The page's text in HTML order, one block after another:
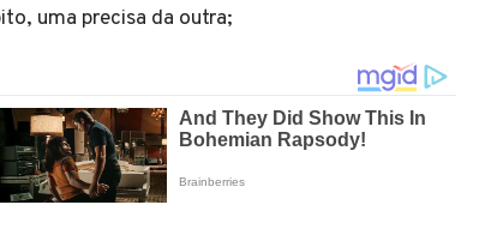
uma precisa da outra;